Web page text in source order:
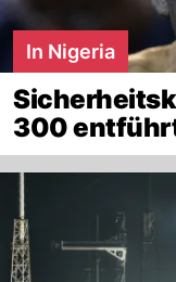
In Nigeria
300